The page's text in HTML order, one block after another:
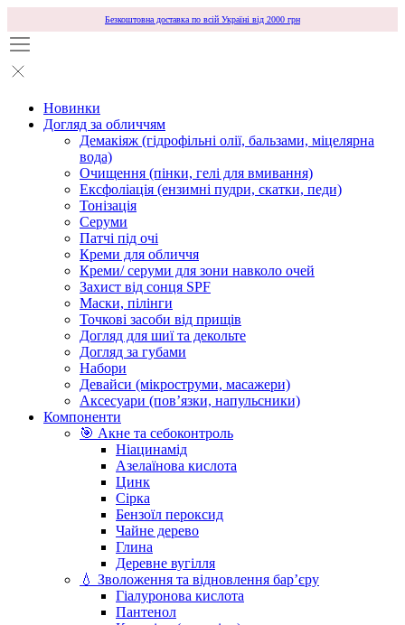
Безкоштовна доставка по всій Україні від 2000 грн
Новинки
Догляд за обличчям
Демакіяж (гідрофільні олії, бальзами, міцелярна
вода)
Очищення (пінки, гелі для вмивання)
Ексфоліація (ензимні пудри, скатки, педи)
Тонізація
Серуми
Патчі під очі
Креми для обличчя
Креми/ серуми для зони навколо очей
Захист від сонця SPF
Маски, пілінги
Точкові засоби від прищів
Догляд для шиї та декольте
Догляд за губами
Набори
Девайси (мікроструми, масажери)
Аксесуари (повʼязки, напульсники)
Компоненти
🎯 Акне та себоконтроль
Ніацинамід
Азелаїнова кислота
Цинк
Сірка
Бензоїл пероксид
Чайне дерево
Глина
Деревне вугілля
💧 Зволоження та відновлення бар’єру
Гіалуронова кислота
Пантенол